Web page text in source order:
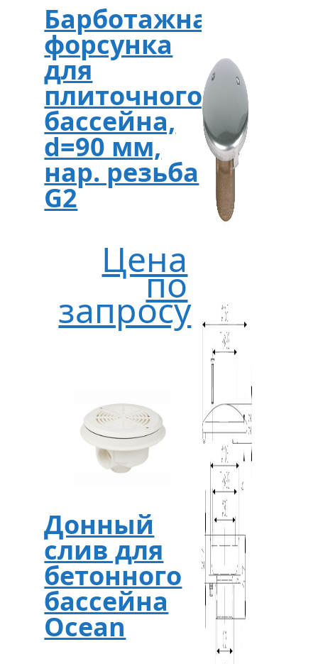
Барботажная
форсунка
для
плиточного
бассейна,
d=90 мм,
нар. резьба
G2
Цена
по
запросу
Донный
слив для
бетонного
бассейна
Ocean